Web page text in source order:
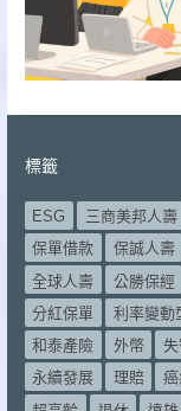
標籤
ESG 三商美邦人壽
保單借款
保誠人壽
全球人壽
公勝保經
分紅保單
利率變動
和泰產險
外幣 失
永續發展
理賠